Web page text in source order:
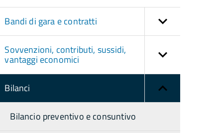
Bandi di gara e contratti
Sovvenzioni, contributi, sussidi,
vantaggi economici
Bilanci
Bilancio preventivo e consuntivo